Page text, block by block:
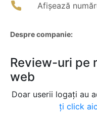
Afișează
Despre companie:
Review-uri pe
web
Doar userii logați au
ți click